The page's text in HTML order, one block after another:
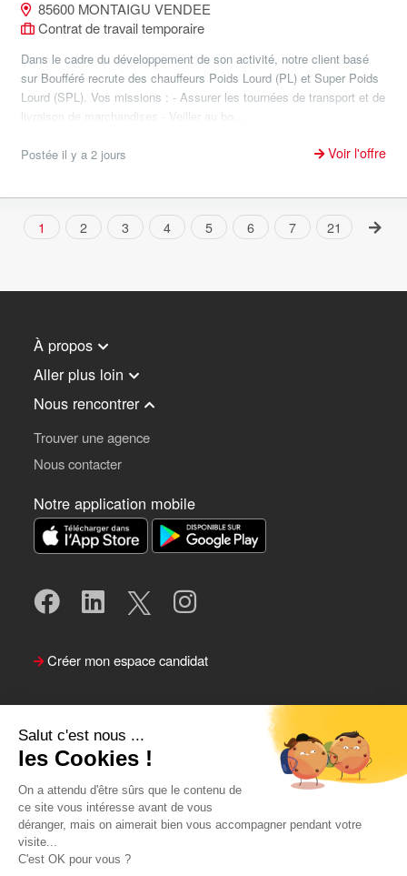
Salut c'est nous ...
les Cookies !
On a attendu d'être sûrs que le contenu de
ce site vous intéresse avant de vous
déranger, mais on aimerait bien vous accompagner pendant votre
visite...
C'est OK pour vous ?
85600 MONTAIGU VENDEE
Contrat de travail temporaire
Dans le cadre du développement de son activité, notre client basé
sur Boufféré recrute des chauffeurs Poids Lourd (PL) et Super Poids
Lourd (SPL). Vos missions : - Assurer les tournées de transport et de
livraison de marchandises - Veiller au bo...
Postée il y a 2 jours Voir l'offre
1 2 3 4 5 6 7 21
À propos
Aller plus loin
Nous rencontrer
Trouver une agence
Nous contacter
Notre application mobile
Créer mon espace candidat